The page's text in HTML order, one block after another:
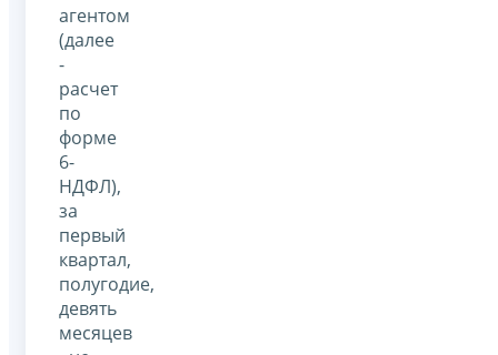
агентом
(далее
-
расчет
по
форме
6-
НДФЛ),
за
первый
квартал,
полугодие,
девять
месяцев